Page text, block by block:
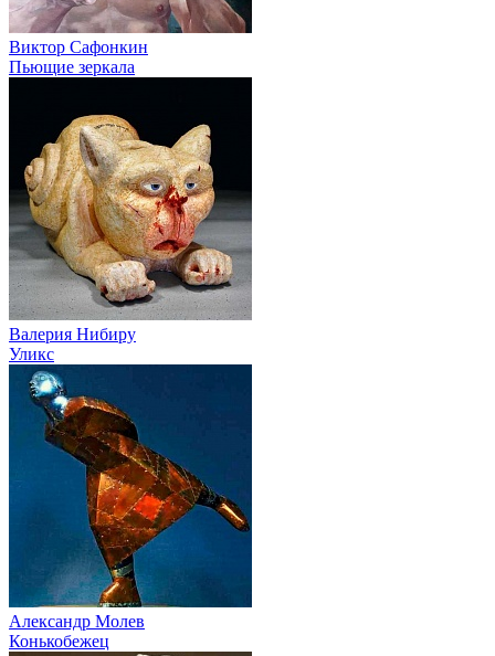
Виктор Сафонкин
Пьющие зеркала
Валерия Нибиру
Уликс
Александр Молев
Конькобежец